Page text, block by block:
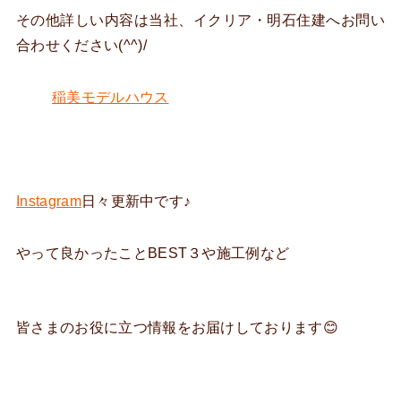
その他詳しい内容は当社、イクリア・明石住建へお問い
合わせください(^^)/
稲美モデルハウス
Instagram日々更新中です♪
やって良かったことBEST３や施工例など
皆さまのお役に立つ情報をお届けしております😊